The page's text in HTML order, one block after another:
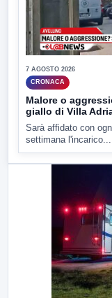
7 AGOSTO 2026
CRONACA
Malore o
giallo di Villa
Sarà affidato con
settimana l'incarico...